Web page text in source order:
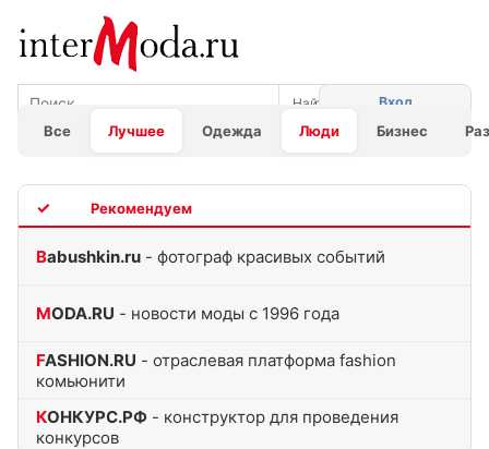
Все Лучшее Одежда Люди Бизнес
Вход
Babushkin.ru - фотограф красивых событий
MODA.RU - новости моды с 1996 года
FASHION.RU - отраслевая платформа fashion
комьюнити
КОНКУРС.РФ - конструктор для проведения
конкурсов